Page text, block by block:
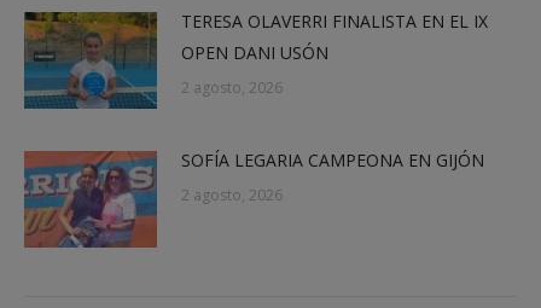
TERESA OLAVERRI FINALISTA EN EL IX
OPEN DANI USÓN
2 agosto, 2026
SOFÍA LEGARIA CAMPEONA EN GIJÓN
2 agosto, 2026